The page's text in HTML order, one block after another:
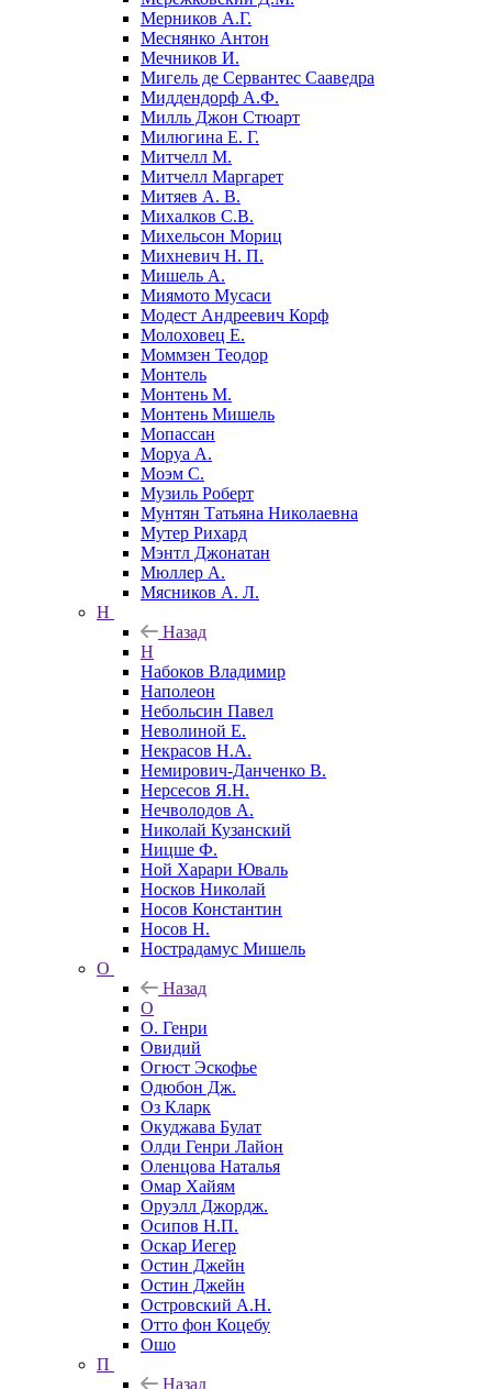
Мерников А.Г.
Меснянко Антон
Мечников И.
Мигель де Сервантес Сааведра
Миддендорф А.Ф.
Милль Джон Стюарт
Милюгина Е. Г.
Митчелл М.
Митчелл Маргарет
Митяев А. В.
Михалков С.В.
Михельсон Мориц
Михневич Н. П.
Мишель А.
Миямото Мусаси
Модест Андреевич Корф
Молоховец Е.
Моммзен Теодор
Монтель
Монтень М.
Монтень Мишель
Мопассан
Моруа А.
Моэм С.
Музиль Роберт
Мунтян Татьяна Николаевна
Мутер Рихард
Мэнтл Джонатан
Мюллер А.
Мясников А. Л.
Н
Назад
Н
Набоков Владимир
Наполеон
Небольсин Павел
Неволиной Е.
Некрасов Н.А.
Немирович-Данченко В.
Нерсесов Я.Н.
Нечволодов А.
Николай Кузанский
Ницше Ф.
Ной Харари Юваль
Носков Николай
Носов Константин
Носов Н.
Нострадамус Мишель
О
Назад
О
О. Генри
Овидий
Огюст Эскофье
Одюбон Дж.
Оз Кларк
Окуджава Булат
Олди Генри Лайон
Оленцова Наталья
Омар Хайям
Оруэлл Джордж.
Осипов Н.П.
Оскар Иегер
Остин Джейн
Остин Джейн
Островский А.Н.
Отто фон Коцебу
Ошо
П
Назад